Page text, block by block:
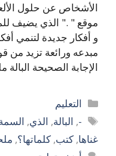
الأشخاص عن حلول
موقع " ." الذي يضيف
و أفكار جديدة لتنمي
مبدعه ورائعة تزيد من
الإجابة الصحيحة
التصنيفات
التعليم
الوسوم-
, البالة, الذي,
غناها, كتب, كلماتها؟,